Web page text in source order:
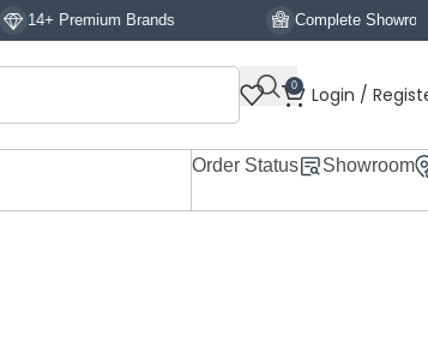
Brands Complete Showroom Display
0 Login /
Order Status Showroom